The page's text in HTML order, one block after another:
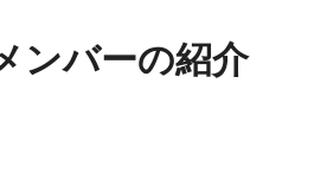
ンバーの紹介